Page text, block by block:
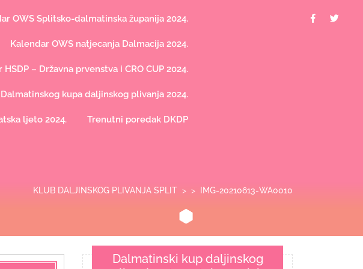
OWS Splitsko-dalmatinska županija 2024.
Kalendar OWS natjecanja Dalmacija 2024.
HSDP – Državna prvenstva i CRO CUP 2024.
kupa daljinskog plivanja 2024.
ljeto 2024. Trenutni poredak DKDP
Facebook
KLUB DALJINSKOG PLIVANJA SPLIT > > IMG-20210613-WA0010
Dalmatinski kup daljinskog